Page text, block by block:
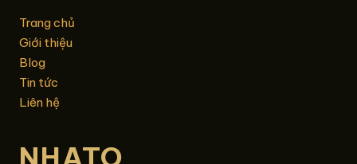
Trang chủ
Giới thiệu
Blog
Tin tức
Liên hệ
NHATO